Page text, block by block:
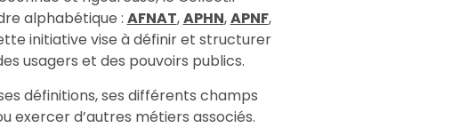
alphabétique : AFNAT,APHN,APNF,
initiative vise à définir et structurer
usagers et des pouvoirs publics.
définitions, ses différents champs
exercer d’autres métiers associés.